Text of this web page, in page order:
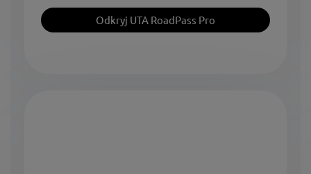
Odkryj UTA RoadPass Pro